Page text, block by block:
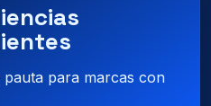
pauta para marcas con